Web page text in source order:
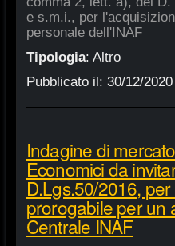
e s.m.i., per
personale dell'INAF
Tipologia: Altro
Pubblicato il: 30/12/2020
Indagine di
Economici da
D.Lgs.50/2016,
prorogabile per un
Centrale INAF